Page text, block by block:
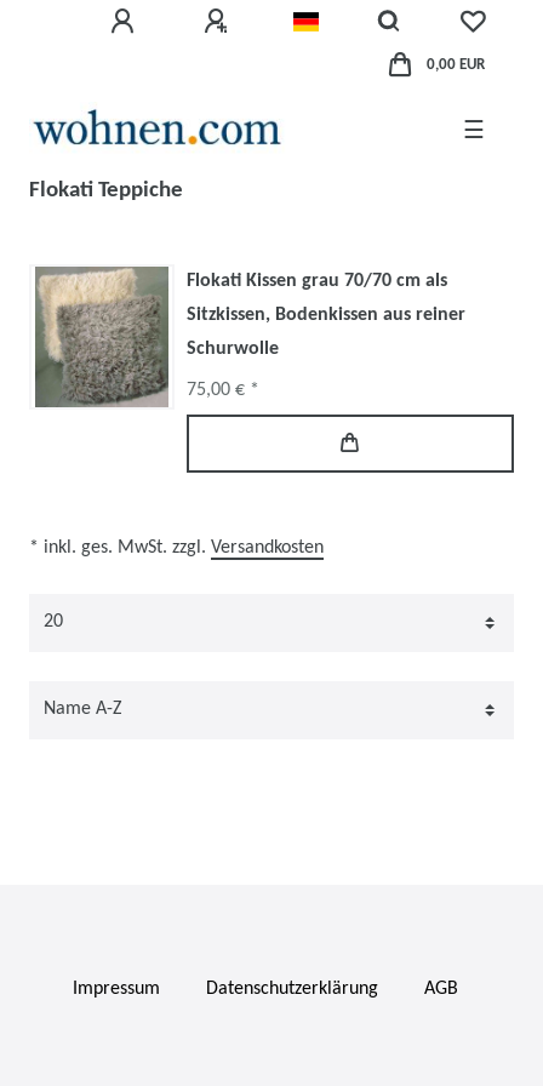
0,00 EUR
☰
Flokati Teppiche
Flokati Kissen grau 70/70 cm als
Sitzkissen, Bodenkissen aus reiner
Schurwolle
75,00 € *
* inkl. ges. MwSt. zzgl. Versandkosten
Impressum Daten­schutz­erklärung AGB